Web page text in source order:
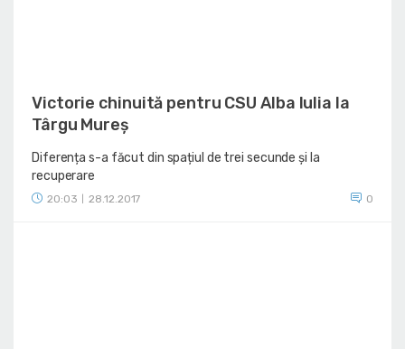
Victorie chinuită pentru CSU Alba Iulia la
Târgu Mureș
Diferența s-a făcut din spațiul de trei secunde și la
recuperare
20:03 28.12.2017 0